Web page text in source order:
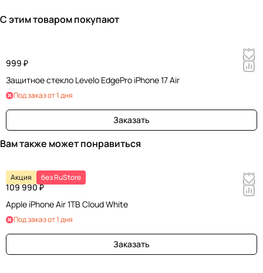
С этим товаром покупают
999 ₽
Защитное стекло Levelo EdgePro iPhone 17 Air
Под заказ от 1 дня
Заказать
Вам также может понравиться
Акция без RuStore
109 990 ₽
Apple iPhone Air 1TB Cloud White
Под заказ от 1 дня
Заказать